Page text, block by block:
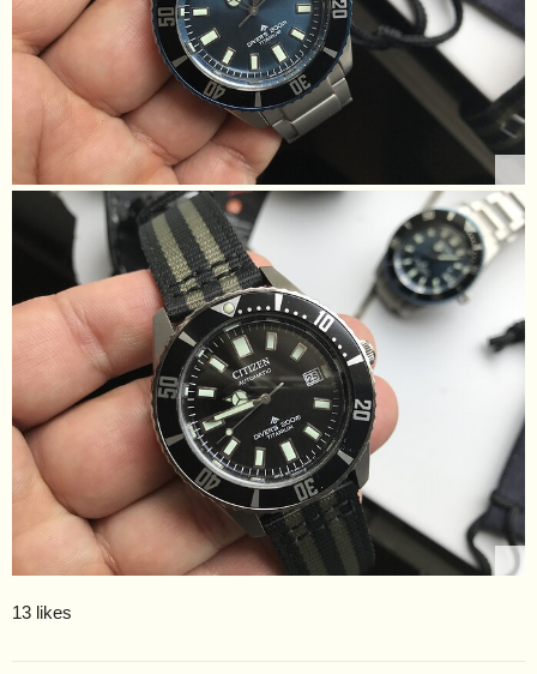
13 likes